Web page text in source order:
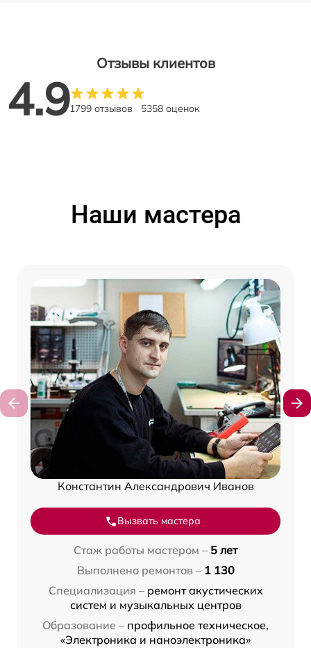
Отзывы клиентов
4.91799 отзывов 5358 оценок
Наши мастера
Константин Александрович Иванов
Вызвать мастера
Стаж работы мастером – 5 лет
Выполнено ремонтов – 1 130
Специализация – ремонт акустических
систем и музыкальных центров
Образование – профильное техническое,
«Электроника и наноэлектроника»